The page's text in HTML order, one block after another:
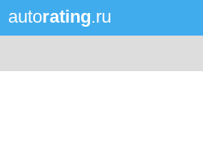
autorating.ru